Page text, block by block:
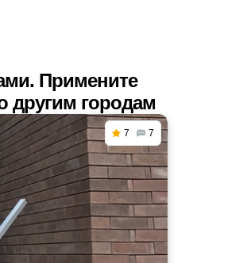
Примените
другим городам
7 7